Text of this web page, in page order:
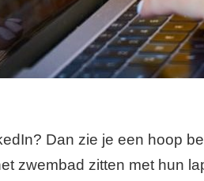
Dan zie je een hoop
zwembad zitten met hun